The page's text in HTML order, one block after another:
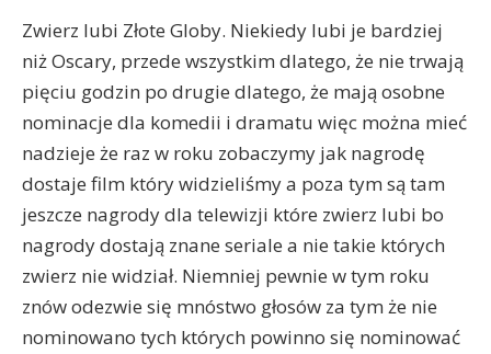
Zwierz lubi Złote Globy. Niekiedy lubi je bardziej
niż Oscary, przede wszystkim dlatego, że nie trwają
pięciu godzin po drugie dlatego, że mają osobne
nominacje dla komedii i dramatu więc można mieć
nadzieje że raz w roku zobaczymy jak nagrodę
dostaje film który widzieliśmy a poza tym są tam
jeszcze nagrody dla telewizji które zwierz lubi bo
nagrody dostają znane seriale a nie takie których
zwierz nie widział. Niemniej pewnie w tym roku
znów odezwie się mnóstwo głosów za tym że nie
nominowano tych których powinno się nominować